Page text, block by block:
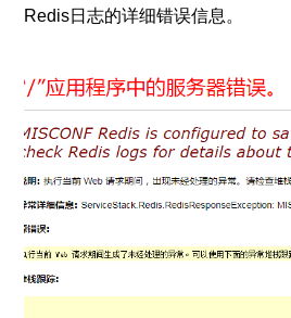
Redis日志的详细错误信息。